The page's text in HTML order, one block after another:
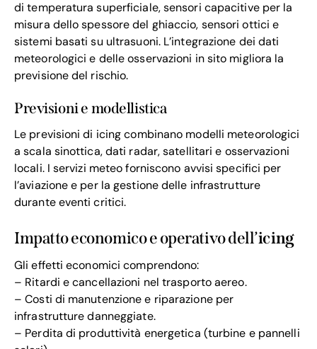
di temperatura superficiale, sensori capacitive per la
misura dello spessore del ghiaccio, sensori ottici e
sistemi basati su ultrasuoni. L’integrazione dei dati
meteorologici e delle osservazioni in sito migliora la
previsione del rischio.
Previsioni e modellistica
Le previsioni di icing combinano modelli meteorologici
a scala sinottica, dati radar, satellitari e osservazioni
locali. I servizi meteo forniscono avvisi specifici per
l’aviazione e per la gestione delle infrastrutture
durante eventi critici.
Impatto economico e operativo dell’icing
Gli effetti economici comprendono:
– Ritardi e cancellazioni nel trasporto aereo.
– Costi di manutenzione e riparazione per
infrastrutture danneggiate.
– Perdita di produttività energetica (turbine e pannelli